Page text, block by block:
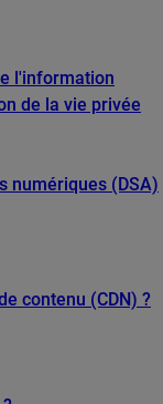
l'information
de la vie privée
numériques (DSA)
contenu (CDN) ?